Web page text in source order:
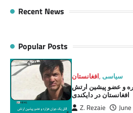
Recent News
Popular Posts
افغانستان,سیاسی
و عضو پیشین ارتش
افغانستان در دایکندی
Z. Rezaie